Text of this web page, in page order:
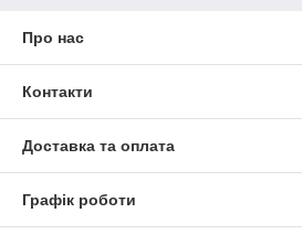
Про нас
Контакти
Доставка та оплата
Графік роботи